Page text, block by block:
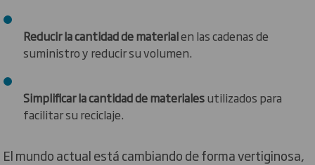
Reducir la cantidad de materialen las cadenas de
suministro y reducir su volumen.
Simplificar la cantidad de materialesutilizados para
facilitar su reciclaje.
El mundo actual está cambiando de forma vertiginosa,